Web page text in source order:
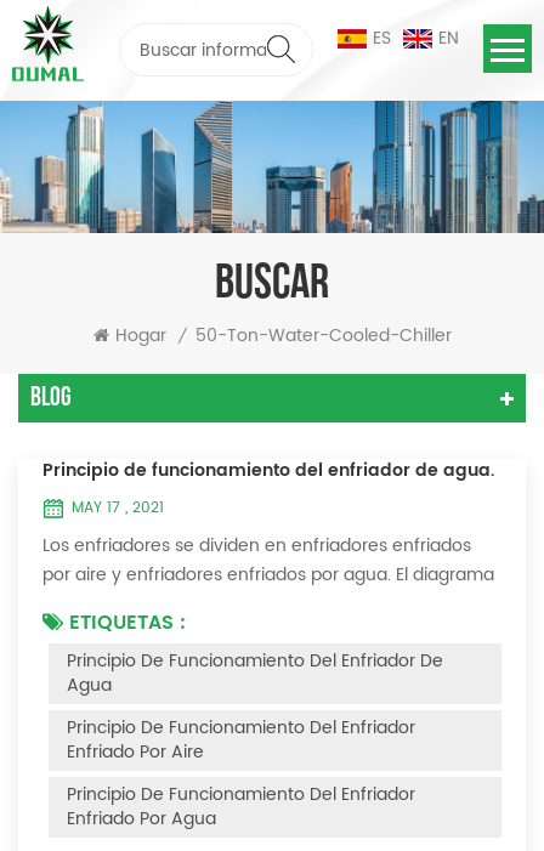
ES EN
BUSCAR
Hogar / 50-Ton-Water-Cooled-Chiller
Blog
Principio de funcionamiento del enfriador de agua.
MAY 17 , 2021
Los enfriadores se dividen en enfriadores enfriados
por aire y enfriadores enfriados por agua. El diagrama
enfriados por aire es el siguiente Principio de
funcionamiento del enfriador enfriado por aire El
enfriador enfriado por aire utiliza un evaporador de
carcasa y tubos (o tanque con serpentín) para
intercambiar calor entre el agua y el refrige...
ETIQUETAS :
Principio De Funcionamiento Del Enfriador De
Agua
Principio De Funcionamiento Del Enfriador
Enfriado Por Aire
Principio De Funcionamiento Del Enfriador
Enfriado Por Agua